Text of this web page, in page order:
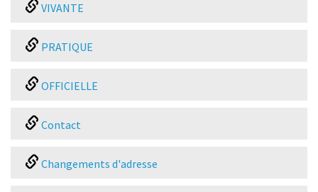
VIVANTE
PRATIQUE
OFFICIELLE
Contact
Changements d'adresse